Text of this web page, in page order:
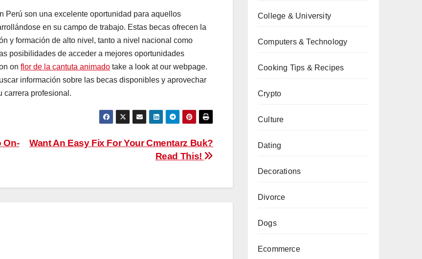
Perú son una excelente oportunidad para aquellos
en su campo de trabajo. Estas becas ofrecen la
y formación de alto nivel, tanto a nivel nacional como
posibilidades de acceder a mejores oportunidades
on flor de la cantuta animado take a look at our webpage.
información sobre las becas disponibles y aprovechar
carrera profesional.
Want An Easy Fix For Your Cmentarz Buk?
Read This!
On-
College & University
Computers & Technology
Cooking Tips & Recipes
Crypto
Culture
Dating
Decorations
Divorce
Dogs
Ecommerce